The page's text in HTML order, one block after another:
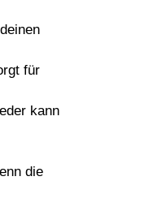
für
kann
die